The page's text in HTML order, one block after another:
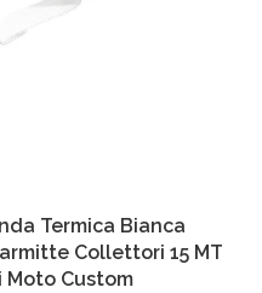
Termica Bianca
Collettori 15 MT
Moto Custom